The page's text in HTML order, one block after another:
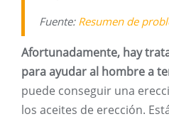
Fuente: Resumen de
Afortunadamente, hay
para ayudar al hombre a
puede conseguir una
los aceites de erección.